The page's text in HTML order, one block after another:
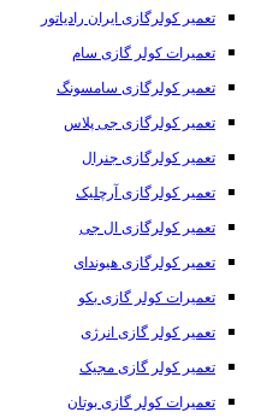
تعمیر کولرگازی ایران رادیاتور
تعمیرات کولر گازی سام
تعمیر کولرگازی سامسونگ
تعمیر کولرگازی جی پلاس
تعمیر کولرگازی جنرال
تعمیر کولرگازی آرچلیک
تعمیر کولرگازی ال جی
تعمیر کولرگازی هیوندای
تعمیرات کولر گازی بکو
تعمیر کولر گازی انرژی
تعمیر کولر گازی مجیک
تعمیرات کولر گازی بوتان